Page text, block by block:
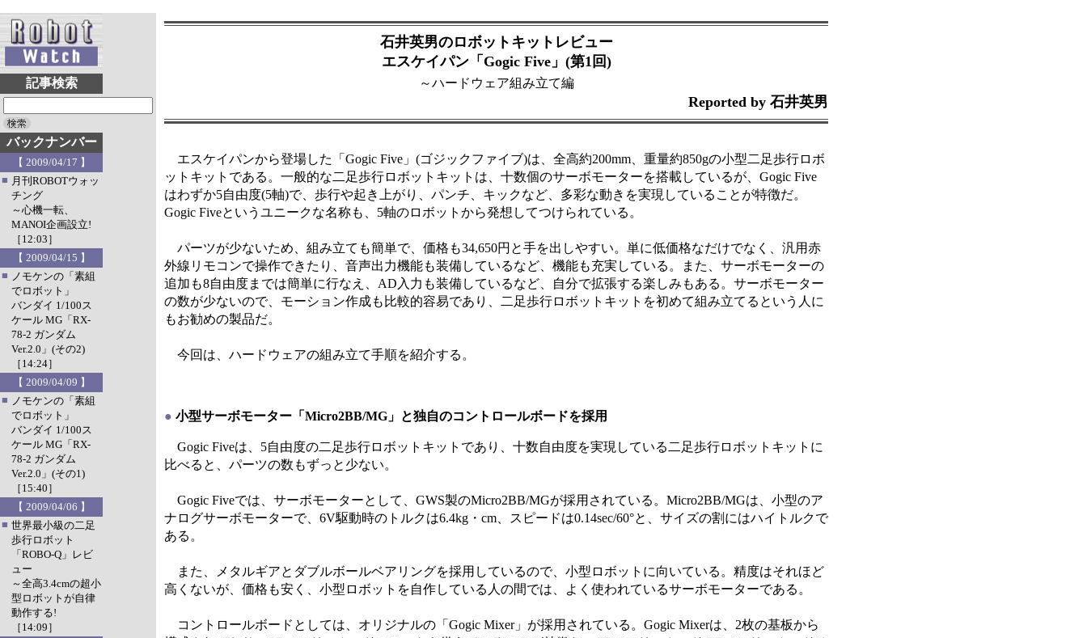
記事検索
バックナンバー
【 2009/04/17 】
■ 月刊ROBOTウォッ
チング
～心機一転、
MANOI企画設立!
［12:03］
【 2009/04/15 】
■ ノモケンの「素組
でロボット」
バンダイ 1/100ス
ケール MG「RX-
78-2 ガンダム
Ver.2.0」(その2)
［14:24］
【 2009/04/09 】
■ ノモケンの「素組
でロボット」
バンダイ 1/100ス
ケール MG「RX-
78-2 ガンダム
Ver.2.0」(その1)
［15:40］
【 2009/04/06 】
■ 世界最小級の二足
歩行ロボット
「ROBO-Q」レビ
ュー
～全高3.4cmの超小
型ロボットが自律
動作する!
［14:09］
石井英男のロボットキットレビュー
エスケイパン「Gogic Five」(第1回)
～ハードウェア組み立て編
Reported by 石井英男
エスケイパンから登場した「Gogic Five」(ゴジックファイブ)は、全高約200mm、重量約850gの小型二足歩行ロボ
ットキットである。一般的な二足歩行ロボットキットは、十数個のサーボモーターを搭載しているが、Gogic Five
はわずか5自由度(5軸)で、歩行や起き上がり、パンチ、キックなど、多彩な動きを実現していることが特徴だ。
Gogic Fiveというユニークな名称も、5軸のロボットから発想してつけられている。
パーツが少ないため、組み立ても簡単で、価格も34,650円と手を出しやすい。単に低価格なだけでなく、汎用赤
外線リモコンで操作できたり、音声出力機能も装備しているなど、機能も充実している。また、サーボモーターの
追加も8自由度までは簡単に行なえ、AD入力も装備しているなど、自分で拡張する楽しみもある。サーボモーター
の数が少ないので、モーション作成も比較的容易であり、二足歩行ロボットキットを初めて組み立てるという人に
もお勧めの製品だ。
今回は、ハードウェアの組み立て手順を紹介する。
● 小型サーボモーター「Micro2BB/MG」と独自のコントロールボードを採用
Gogic Fiveは、5自由度の二足歩行ロボットキットであり、十数自由度を実現している二足歩行ロボットキットに
比べると、パーツの数もずっと少ない。
Gogic Fiveでは、サーボモーターとして、GWS製のMicro2BB/MGが採用されている。Micro2BB/MGは、小型のア
ナログサーボモーターで、6V駆動時のトルクは6.4kg・cm、スピードは0.14sec/60°と、サイズの割にはハイトルクで
ある。
また、メタルギアとダブルボールベアリングを採用しているので、小型ロボットに向いている。精度はそれほど
高くないが、価格も安く、小型ロボットを自作している人の間では、よく使われているサーボモーターである。
コントロールボードとしては、オリジナルの「Gogic Mixer」が採用されている。Gogic Mixerは、2枚の基板から